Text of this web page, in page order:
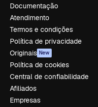
Documentação
Atendimento
Termos e condições
Política de privacidade
Originais New
Política de cookies
Central de confiabilidade
Afiliados
Empresas